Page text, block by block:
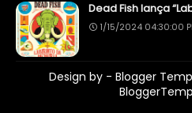
Dead Fish lança
1/15/2024 04:30:00
Design by - Blogger